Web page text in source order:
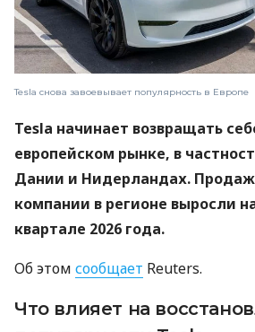
Tesla снова завоевывает популярность в Европе
Tesla начинает возвращать
европейском рынке, в
Дании и Нидерландах.
компании в регионе выросли
квартале 2026 года.
Об этом сообщает Reuters.
Что влияет на